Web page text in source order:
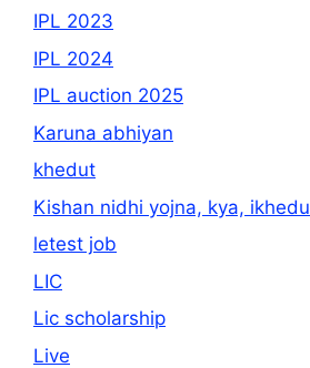
IPL 2023
IPL 2024
IPL auction 2025
Karuna abhiyan
khedut
Kishan nidhi yojna, kya, ikhedu
letest job
LIC
Lic scholarship
Live